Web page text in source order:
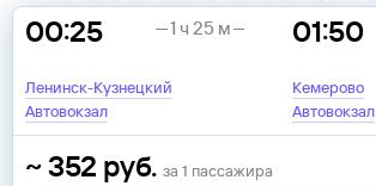
00:25
Ленинск-Кузнецкий
Автовокзал
01:50
Кемерово
Автовокзал
1 ч 25 м
~352 руб. за 1 пассажира